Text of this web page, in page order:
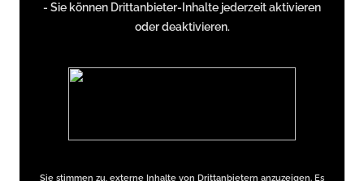
except- Sie können Drittanbieter-Inhalte jederzeit aktivieren
oder deaktivieren.
Sie stimmen zu, externe Inhalte von Drittanbietern anzuzeigen. Es